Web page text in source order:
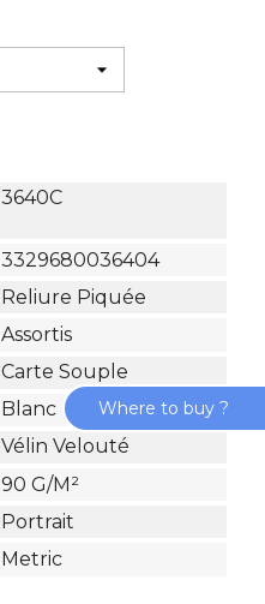
3640C
3329680036404
Reliure Piquée
Assortis
Carte Souple
Blanc
Vélin Velouté
90 G/m²
Portrait
Metric
Where to buy ?